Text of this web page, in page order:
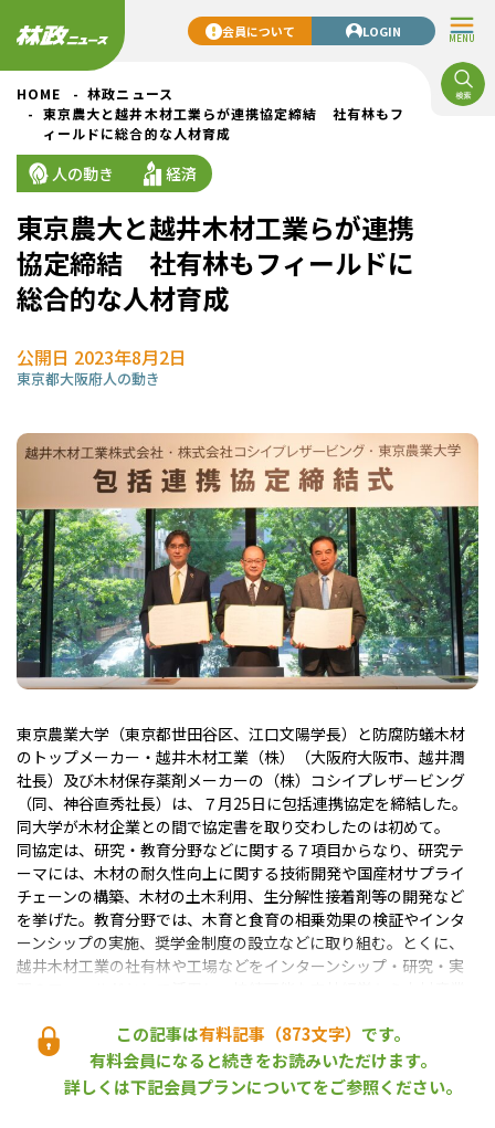
MENU
会員について LOGIN
HOME
林政ニュース
東京農大と越井木材工業らが連携協定締結 社有林もフ
ィールドに総合的な人材育成
人の動き 経済
東京農大と越井木材工業らが連携
協定締結 社有林もフィールドに
総合的な人材育成
公開日 2023年8月2日
東京都大阪府人の動き
東京農業大学（東京都世田谷区、江口文陽学長）と防腐防蟻木材
のトップメーカー・越井木材工業（株）（大阪府大阪市、越井潤
社長）及び木材保存薬剤メーカーの（株）コシイプレザービング
（同、神谷直秀社長）は、７月25日に包括連携協定を締結した。
同大学が木材企業との間で協定書を取り交わしたのは初めて。
同協定は、研究・教育分野などに関する７項目からなり、研究テ
ーマには、木材の耐久性向上に関する技術開発や国産材サプライ
チェーンの構築、木材の土木利用、生分解性接着剤等の開発など
を挙げた。教育分野では、木育と食育の相乗効果の検証やインタ
ーンシップの実施、奨学金制度の設立などに取り組む。とくに、
越井木材工業の社有林や工場などをインターンシップ・研究・実
この記事は有料記事（873文字） です。
有料会員になると続きをお読みいただけます。
詳しくは下記会員プランについてをご参照ください。